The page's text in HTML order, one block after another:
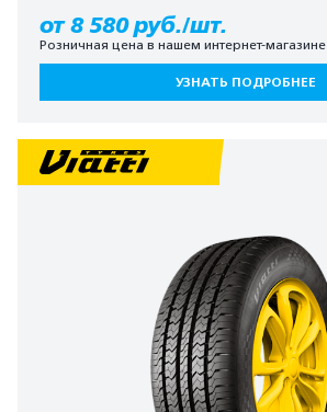
от 8 580 руб./шт.
Розничная цена в нашем интернет-магазине
УЗНАТЬ ПОДРОБНЕЕ